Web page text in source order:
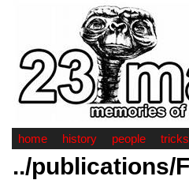
home history people tricks
../publications/